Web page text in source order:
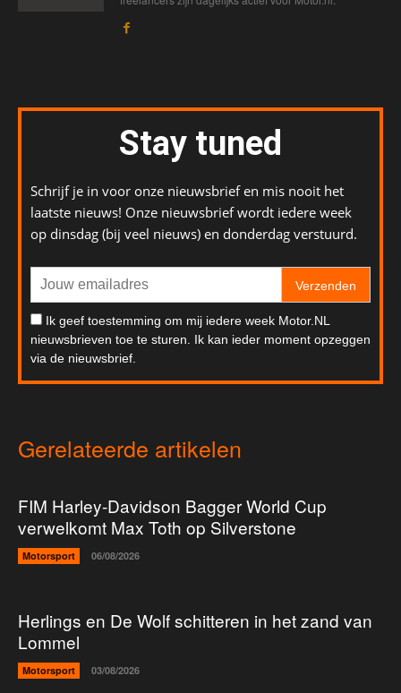
Stay tuned
Schrijf je in voor onze nieuwsbrief en mis nooit het
laatste nieuws! Onze nieuwsbrief wordt iedere week
op dinsdag (bij veel nieuws) en donderdag verstuurd.
Verzenden
Ik geef toestemming om mij iedere week Motor.NL
nieuwsbrieven toe te sturen. Ik kan ieder moment opzeggen
via de nieuwsbrief.
Gerelateerde artikelen
FIM Harley-Davidson Bagger World Cup
verwelkomt Max Toth op Silverstone
Motorsport 06/08/2026
Herlings en De Wolf schitteren in het zand van
Lommel
Motorsport 03/08/2026